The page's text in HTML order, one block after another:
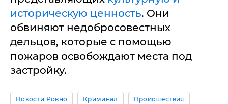
историческую ценность. Они
обвиняют недобросовестных
дельцов, которые с помощью
пожаров освобождают места под
застройку.
Новости Ровно Криминал Происшествия